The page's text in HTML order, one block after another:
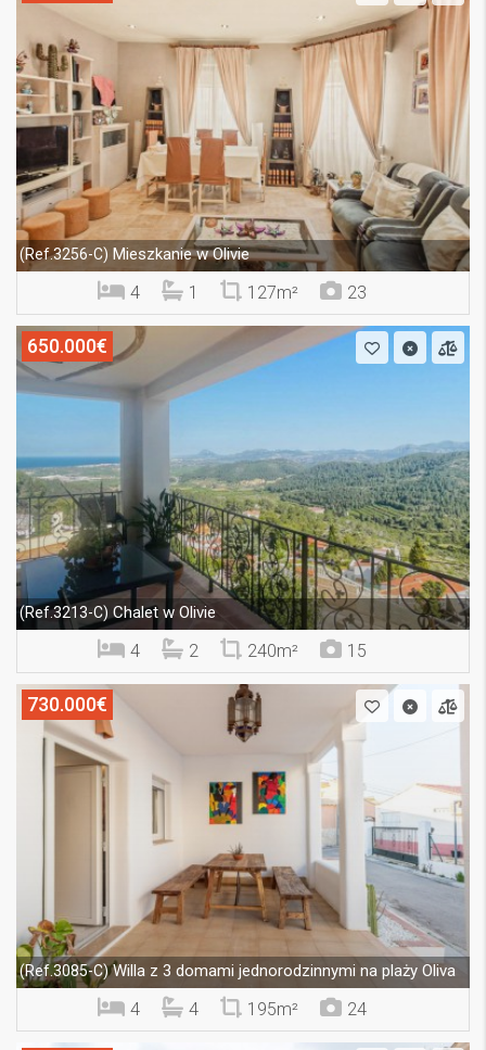
(Ref.3256-C) Mieszkanie w Olivie
4 1 127m² 23
650.000€
(Ref.3213-C) Chalet w Olivie
4 2 240m² 15
730.000€
(Ref.3085-C)Willa z 3 domami jednorodzinnymi na plaży Oliva
4 4 195m² 24